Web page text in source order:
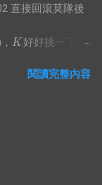
直接回滾莫隊後
K
K 好好挑一下就
n,
閱讀完整內容